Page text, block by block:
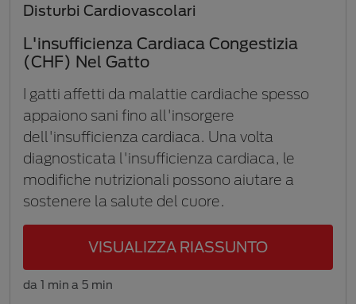
Disturbi Cardiovascolari
L'insufficienza Cardiaca Congestizia
(CHF) Nel Gatto
I gatti affetti da malattie cardiache spesso
appaiono sani fino all'insorgere
dell'insufficienza cardiaca. Una volta
diagnosticata l'insufficienza cardiaca, le
modifiche nutrizionali possono aiutare a
sostenere la salute del cuore.
VISUALIZZA RIASSUNTO
da 1 min a 5 min